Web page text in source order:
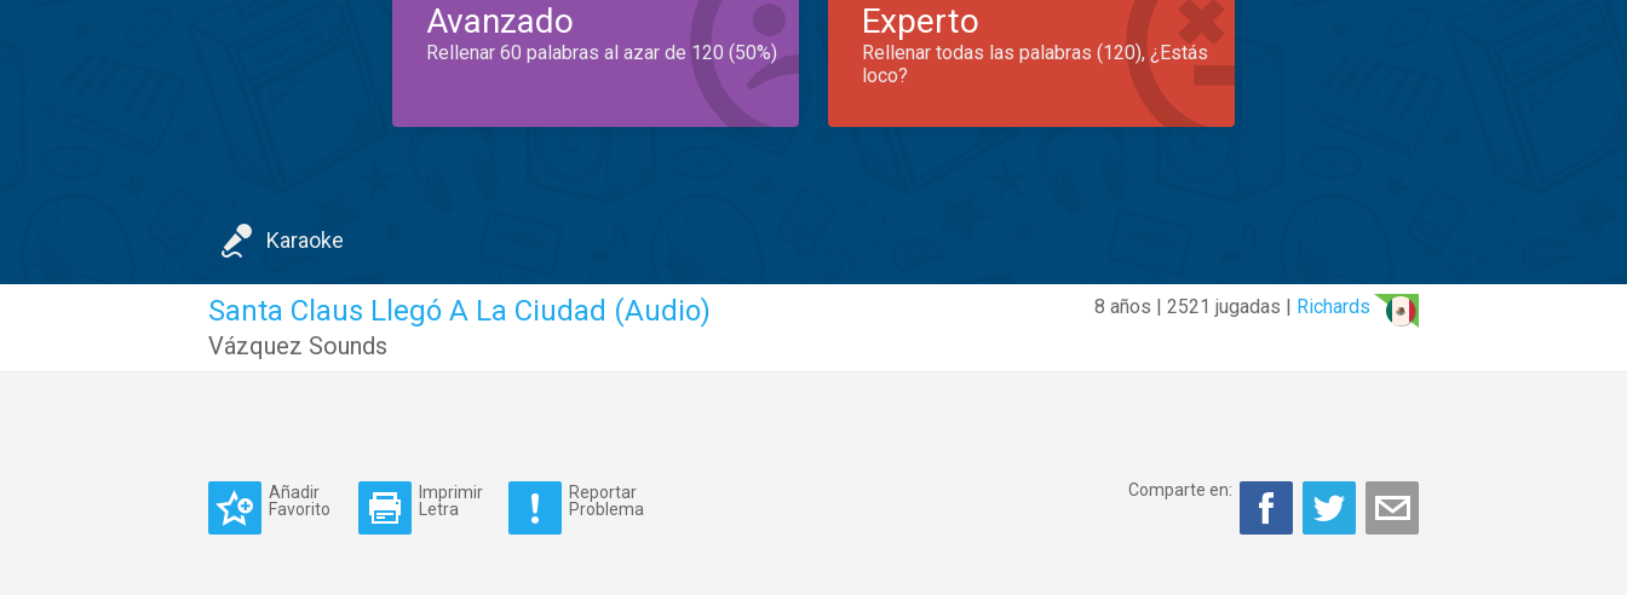
Avanzado
Rellenar 60 palabras al azar de 120 (50%)
Experto
Rellenar todas las palabras (120), ¿Estás
loco?
Karaoke
8 años | 2521 jugadas | Richards
Santa Claus Llegó A La Ciudad (Audio)
Vázquez Sounds
Añadir
Favorito
Imprimir
Letra
Reportar
Problema
Comparte en: